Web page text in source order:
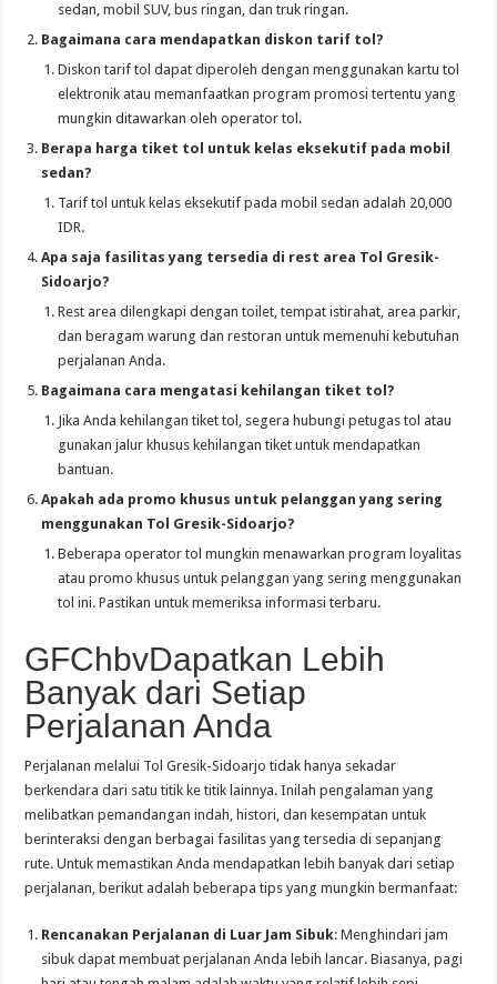
sedan, mobil SUV, bus ringan, dan truk ringan.
Bagaimana cara mendapatkan diskon tarif tol?
Diskon tarif tol dapat diperoleh dengan menggunakan kartu tol
elektronik atau memanfaatkan program promosi tertentu yang
mungkin ditawarkan oleh operator tol.
Berapa harga tiket tol untuk kelas eksekutif pada mobil
sedan?
Tarif tol untuk kelas eksekutif pada mobil sedan adalah 20,000
IDR.
Apa saja fasilitas yang tersedia di rest area Tol Gresik-
Sidoarjo?
Rest area dilengkapi dengan toilet, tempat istirahat, area parkir,
dan beragam warung dan restoran untuk memenuhi kebutuhan
perjalanan Anda.
Bagaimana cara mengatasi kehilangan tiket tol?
Jika Anda kehilangan tiket tol, segera hubungi petugas tol atau
gunakan jalur khusus kehilangan tiket untuk mendapatkan
bantuan.
Apakah ada promo khusus untuk pelanggan yang sering
menggunakan Tol Gresik-Sidoarjo?
Beberapa operator tol mungkin menawarkan program loyalitas
atau promo khusus untuk pelanggan yang sering menggunakan
tol ini. Pastikan untuk memeriksa informasi terbaru.
GFChbvDapatkan Lebih
Banyak dari Setiap
Perjalanan Anda
Perjalanan melalui Tol Gresik-Sidoarjo tidak hanya sekadar
berkendara dari satu titik ke titik lainnya. Inilah pengalaman yang
melibatkan pemandangan indah, histori, dan kesempatan untuk
berinteraksi dengan berbagai fasilitas yang tersedia di sepanjang
rute. Untuk memastikan Anda mendapatkan lebih banyak dari setiap
perjalanan, berikut adalah beberapa tips yang mungkin bermanfaat:
Rencanakan Perjalanan di Luar Jam Sibuk: Menghindari jam
sibuk dapat membuat perjalanan Anda lebih lancar. Biasanya, pagi